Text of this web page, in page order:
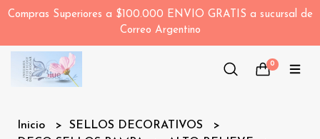
Compras Superiores a $100.000 ENVIO GRATIS a sucursal de
Correo Argentino
0
Inicio
SELLOS DECORATIVOS